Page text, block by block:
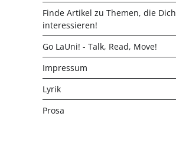
Finde Artikel zu Themen, die Dich
interessieren!
Go LaUni! - Talk, Read, Move!
Impressum
Lyrik
Prosa